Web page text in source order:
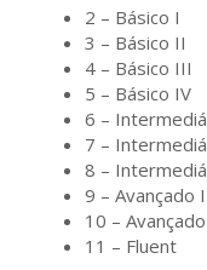
2 – Básico I
3 – Básico II
4 – Básico III
5 – Básico IV
6 –
7 –
8 –
9 – Avançado I
10 –
11 – Fluent